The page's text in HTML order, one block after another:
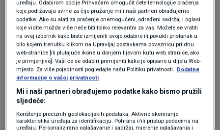
Mundijalu na pet utakmica dobila je jednu. Ni
Talijani u najboljim danima nisu se mogli
provlačiti, a nije da nisu završili. Utakmice su
mogle otići na obje strane, ali odlazi na
Hrvatsku. Govori to mnogo o ovoj
reprezentaciji, a ne bih ja rekao da je samo
sreća”, rekao je Holiga.
uređaju. Odabirom opcije Prihvaćam omogućit ćete tehnologije praćenja
koje podržavaju svrhe za čije pružanje mi i naši partneri obrađujemo
podatke. Ako su alati za praćenje onemogućeni, određeni sadržaj i oglasi
koje vidite možda više neće biti toliko relevantni za vas. Možete se vratiti
na ovaj izbornik kako biste izmijenili svoje odabire ili povukli pristanak u
bilo kojem trenutku klikom na Upravljaj postavkama poveznicu pri dnu
web-stranice [ili plutajuće ikone u donjem lijevom kutu web stranice, ako
je primjenjivo]. Vaši će se odabiri primijeniti kako je opisano u dijelu Web-
mjesto. Za više pojedinosti pogledajte našu Politiku privatnosti. Dodatne
informacije o vašoj privatnosti
Mi i naši partneri obrađujemo podatke kako bismo pružili
sljedeće:
Korištenje preciznih geolokacijskih podataka. Aktivno skeniranje
karakteristika uređaja za identifikaciju. Pohrana i/ili pristup podacima na
uređaju. Personalizirano oglašavanje i sadržaj, mjerenje oglašavanja i